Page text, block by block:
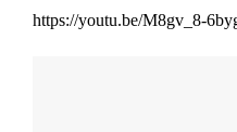
https://youtu.be/M8gv_8-